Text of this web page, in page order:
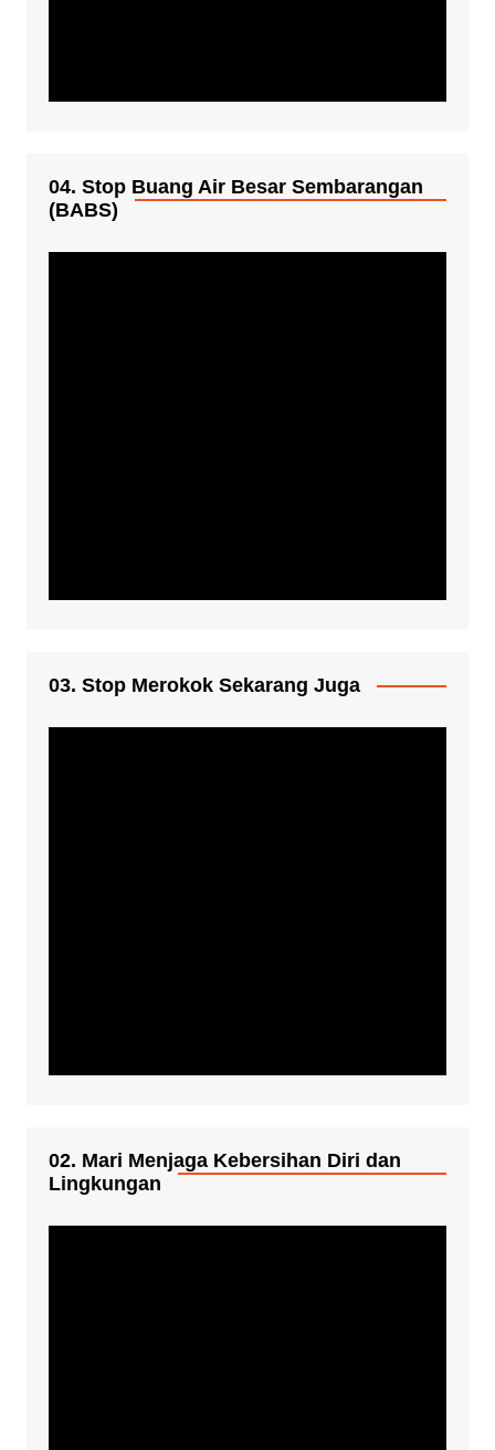
04. Stop Buang Air Besar Sembarangan
(BABS)
03. Stop Merokok Sekarang Juga
02. Mari Menjaga Kebersihan Diri dan
Lingkungan